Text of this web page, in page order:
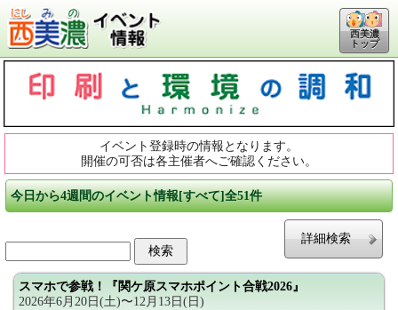
西美濃
トップ
イベント登録時の情報となります。
開催の可否は各主催者へご確認ください。
今日から4週間のイベント情報[すべて]全51件
詳細検索
スマホで参戦！『関ケ原スマホポイント合戦2026』
2026年6月20日(土)〜12月13日(日)